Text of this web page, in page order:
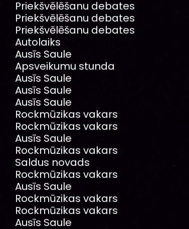
Priekšvēlēšanu debates
Priekšvēlēšanu debates
Priekšvēlēšanu debates
Autolaiks
Ausīs Saule
Apsveikumu stunda
Ausīs Saule
Ausīs Saule
Ausīs Saule
Rockmūzikas vakars
Rockmūzikas vakars
Ausīs Saule
Rockmūzikas vakars
Saldus novads
Rockmūzikas vakars
Ausīs Saule
Rockmūzikas vakars
Rockmūzikas vakars
Ausīs Saule